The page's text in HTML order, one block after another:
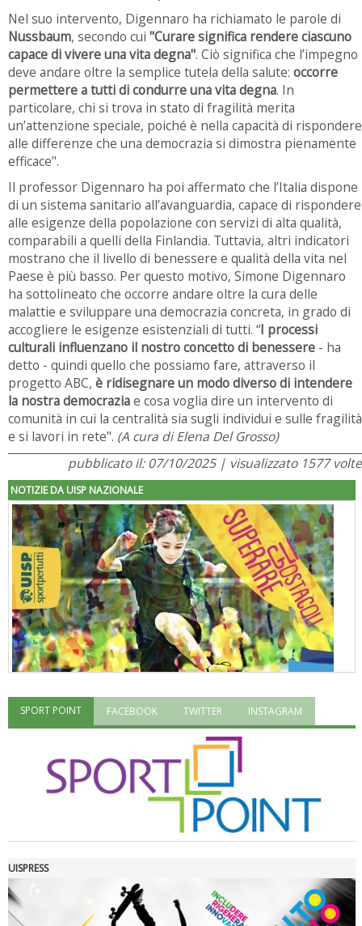
Nel suo intervento, Digennaro ha richiamato le parole di
Nussbaum, secondo cui "Curare significa rendere ciascuno
capace di vivere una vita degna". Ciò significa che l’impegno
deve andare oltre la semplice tutela della salute: occorre
permettere a tutti di condurre una vita degna. In
particolare, chi si trova in stato di fragilità merita
un’attenzione speciale, poiché è nella capacità di rispondere
alle differenze che una democrazia si dimostra pienamente
efficace".
Il professor Digennaro ha poi affermato che l’Italia dispone
di un sistema sanitario all’avanguardia, capace di rispondere
alle esigenze della popolazione con servizi di alta qualità,
comparabili a quelli della Finlandia. Tuttavia, altri indicatori
mostrano che il livello di benessere e qualità della vita nel
Paese è più basso. Per questo motivo, Simone Digennaro
ha sottolineato che occorre andare oltre la cura delle
malattie e sviluppare una democrazia concreta, in grado di
accogliere le esigenze esistenziali di tutti. “I processi
culturali influenzano il nostro concetto di benessere - ha
detto - quindi quello che possiamo fare, attraverso il
progetto ABC, è ridisegnare un modo diverso di intendere
la nostra democraziae cosa voglia dire un intervento di
comunità in cui la centralità sia sugli individui e sulle fragilità
e si lavori in rete". (A cura di Elena Del Grosso)
pubblicato il: 07/10/2025 | visualizzato 1577 volte
NOTIZIE DA UISP NAZIONALE
"Superare gli ostacoli": la relazione di Tiziano Pesce al CN Uisp
SPORT POINT FACEBOOK TWITTER INSTAGRAM
UISPRESS